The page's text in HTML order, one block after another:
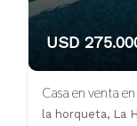
USD
Casa en venta